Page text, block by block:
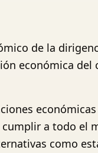
de la
económica
a todo el
como